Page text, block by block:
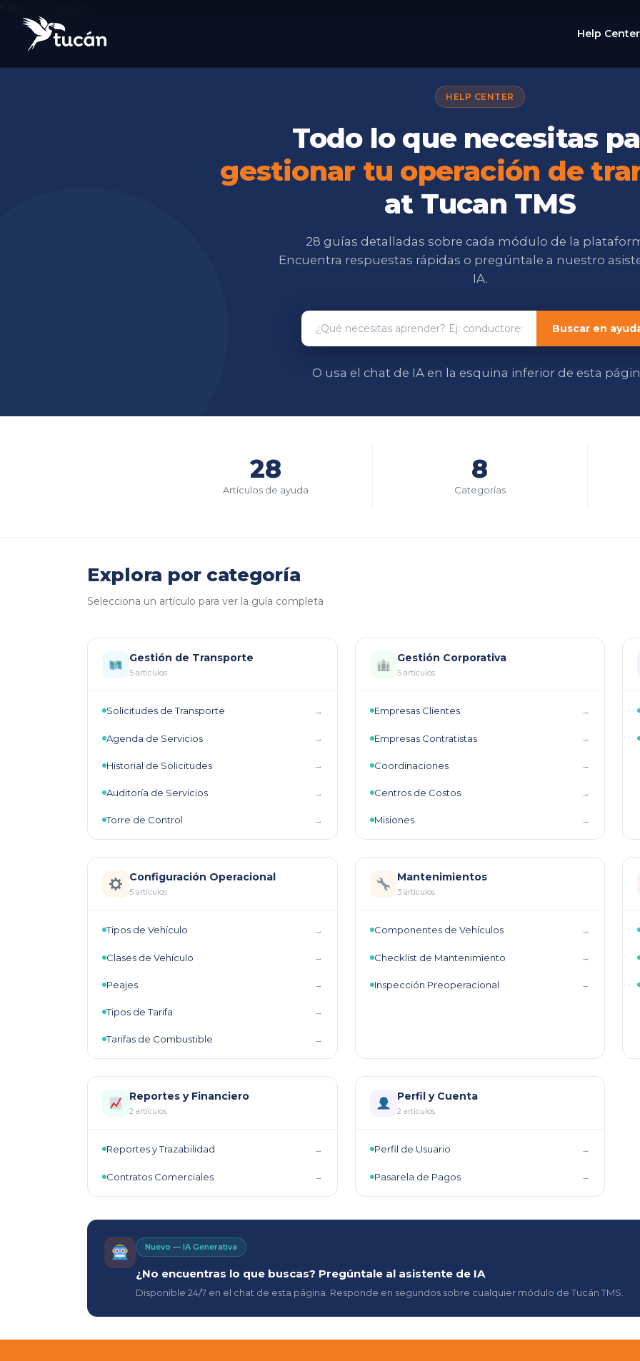
Help Center
HELP CENTER
Todo lo que necesitas
gestionar tu operación de
at Tucan TMS
28 guías detalladas sobre cada módulo de la
Encuentra respuestas rápidas o pregúntale a nuestro
IA.
Buscar en
O usa el chat de IA en la esquina inferior de esta
28
Artículos de ayuda
8
Categorías
Explora por categoría
Selecciona un artículo para ver la guía completa
Gestión de Transporte
5 artículos
Solicitudes de Transporte →
Agenda de Servicios →
Historial de Solicitudes →
Auditoría de Servicios →
Torre de Control →
Gestión Corporativa
5 artículos
Empresas Clientes →
Empresas Contratistas →
Coordinaciones →
Centros de Costos →
Misiones →
Configuración Operacional
5 artículos
Tipos de Vehículo →
Clases de Vehículo →
Peajes →
Tipos de Tarifa →
Tarifas de Combustible →
Mantenimientos
3 artículos
Componentes de Vehículos →
Checklist de Mantenimiento →
Inspección Preoperacional →
Reportes y Financiero
2 artículos
Reportes y Trazabilidad →
Contratos Comerciales →
Perfil y Cuenta
2 artículos
Perfil de Usuario →
Pasarela de Pagos →
Nuevo — IA Generativa
¿No encuentras lo que buscas? Pregúntale al asistente de IA
Disponible 24/7 en el chat de esta página. Responde en segundos sobre cualquier módulo de Tucán TMS.